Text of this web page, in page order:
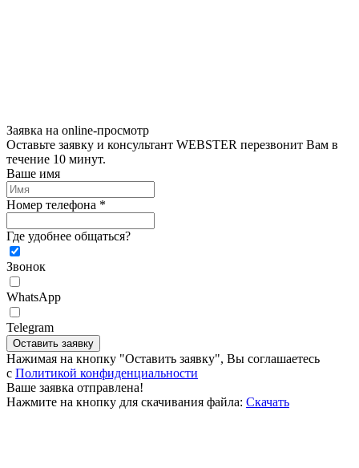
Заявка на online-просмотр
Оставьте заявку и консультант WEBSTER перезвонит Вам в
течение 10 минут.
Ваше имя
Номер телефона *
Где удобнее общаться?
Звонок
WhatsApp
Telegram
Оставить заявку
Нажимая на кнопку "Оставить заявку", Вы соглашаетесь
c Политикой конфиденциальности
Ваше заявка отправлена!
Нажмите на кнопку для скачивания файла: Скачать